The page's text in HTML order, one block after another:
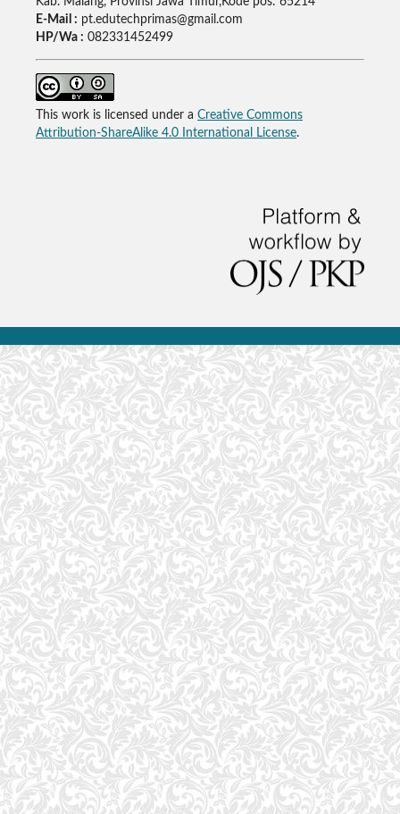
E-Mail : pt.edutechprimas@gmail.com
HP/Wa : 082331452499
This work is licensed under a Creative Commons
Attribution-ShareAlike 4.0 International License.